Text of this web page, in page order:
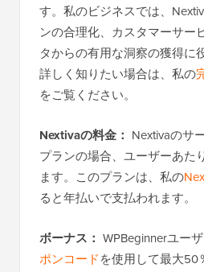
す。私のビジネスでは、
ンの合理化、カスタマーサー
タからの有用な洞察の獲得に
詳しく知りたい場合は、私の
をご覧ください。
Nextivaの料金： Nextivaのサ
プランの場合、ユーザーあた
ます。このプランは、私の
ると年払いで支払われます。
ボーナス： WPBeginnerユー
ポンコードを使用して最大50